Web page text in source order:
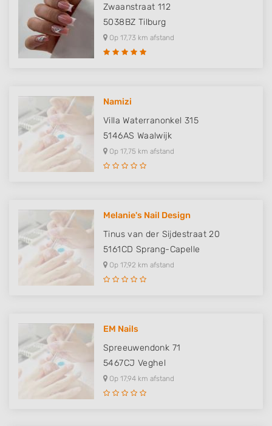
Zwaanstraat 112
5038BZ Tilburg
Op 17,73 km afstand
Namizi
Villa Waterranonkel 315
5146AS Waalwijk
Op 17,75 km afstand
Melanie's Nail Design
Tinus van der Sijdestraat 20
5161CD Sprang-Capelle
Op 17,92 km afstand
EM Nails
Spreeuwendonk 71
5467CJ Veghel
Op 17,94 km afstand
Measure advertising performance
Measure content performance
Understand audiences through statistics
Develop and improve services
Use limited data to select content
IAB Special Features:
Use precise geolocation data
Non-IAB processing purposes:
Necessary
Performance
Functional